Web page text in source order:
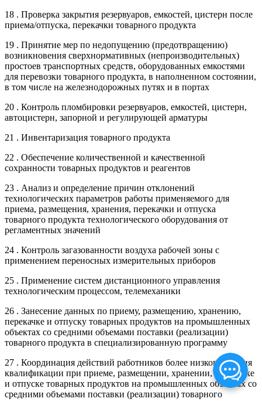
18 . Проверка закрытия резервуаров, емкостей, цистерн после
приема/отпуска, перекачки товарного продукта
19 . Принятие мер по недопущению (предотвращению)
возникновения сверхнормативных (непроизводительных)
простоев транспортных средств, оборудованных емкостями
для перевозки товарного продукта, в наполненном состоянии,
в том числе на железнодорожных путях и в портах
20 . Контроль пломбировки резервуаров, емкостей, цистерн,
автоцистерн, запорной и регулирующей арматуры
21 . Инвентаризация товарного продукта
22 . Обеспечение количественной и качественной
сохранности товарных продуктов и реагентов
23 . Анализ и определение причин отклонений
технологических параметров работы применяемого для
приема, размещения, хранения, перекачки и отпуска
товарного продукта технологического оборудования от
регламентных значений
24 . Контроль загазованности воздуха рабочей зоны с
применением переносных измерительных приборов
25 . Применение систем дистанционного управления
технологическим процессом, телемеханики
26 . Занесение данных по приему, размещению, хранению,
перекачке и отпуску товарных продуктов на промышленных
объектах со средними объемами поставки (реализации)
товарного продукта в специализированную программу
27 . Координация действий работников более низкого уровня
квалификации при приеме, размещении, хранении, перекачке
и отпуске товарных продуктов на промышленных объектах со
средними объемами поставки (реализации) товарного